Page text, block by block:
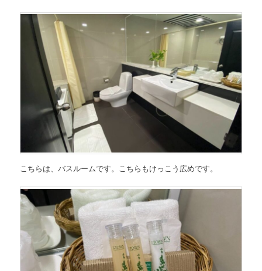
こちらは、バスルームです。こちらもけっこう広めです。